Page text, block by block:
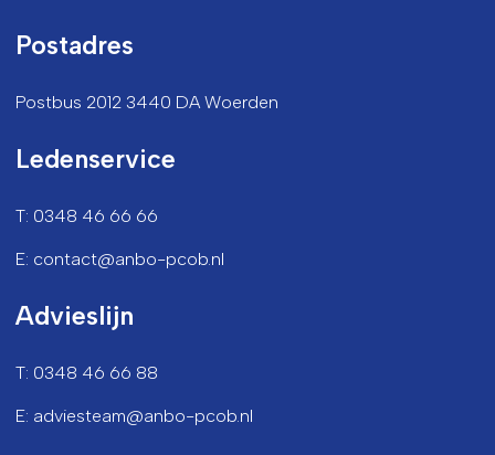
Postadres
Postbus 2012 3440 DA Woerden
Ledenservice
T: 0348 46 66 66
E: contact@anbo-pcob.nl
Advieslijn
T: 0348 46 66 88
E: adviesteam@anbo-pcob.nl